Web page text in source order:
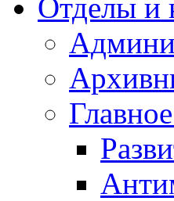
Отделы и